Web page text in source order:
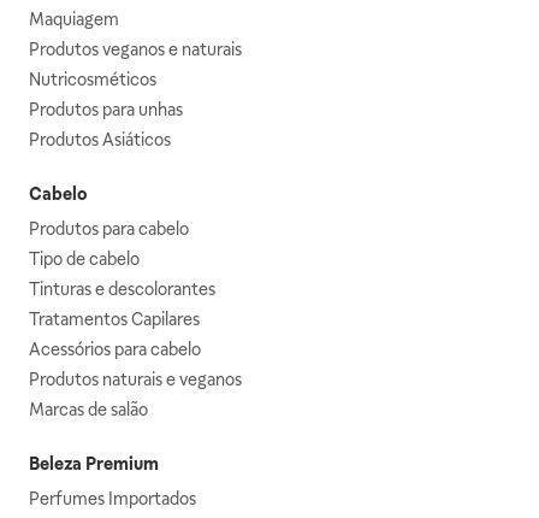
Maquiagem
Produtos veganos e naturais
Nutricosméticos
Produtos para unhas
Produtos Asiáticos
Cabelo
Produtos para cabelo
Tipo de cabelo
Tinturas e descolorantes
Tratamentos Capilares
Acessórios para cabelo
Produtos naturais e veganos
Marcas de salão
Beleza Premium
Perfumes Importados